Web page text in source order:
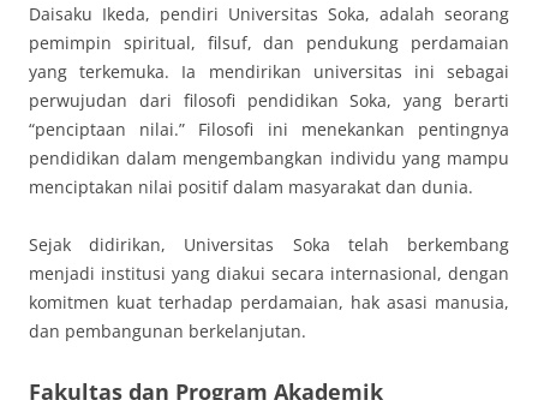
Daisaku Ikeda, pendiri Universitas Soka, adalah seorang
pemimpin spiritual, filsuf, dan pendukung perdamaian
yang terkemuka. Ia mendirikan universitas ini sebagai
perwujudan dari filosofi pendidikan Soka, yang berarti
“penciptaan nilai.” Filosofi ini menekankan pentingnya
pendidikan dalam mengembangkan individu yang mampu
menciptakan nilai positif dalam masyarakat dan dunia.
Sejak didirikan, Universitas Soka telah berkembang
menjadi institusi yang diakui secara internasional, dengan
komitmen kuat terhadap perdamaian, hak asasi manusia,
dan pembangunan berkelanjutan.
Fakultas dan Program Akademik